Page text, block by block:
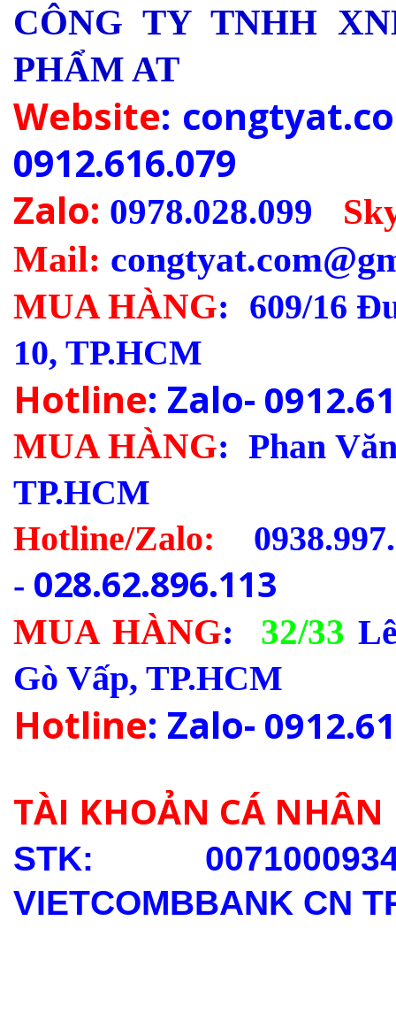
CÔNG TY TNHH
PHẨM AT
Website:
0912.616.079
Zalo: 0978.028.099
Mail:
MUA HÀNG: 609/16
10, TP.HCM
Hotline: Zalo-
MUA HÀNG: Phan
TP.HCM
Hotline/Zalo:
- 028.62.896.113
MUA HÀNG: 32/33
Gò Vấp, TP.HCM
Hotline: Zalo-
TÀI KHOẢN CÁ NHÂN
STK:
VIETCOMBBANK CN